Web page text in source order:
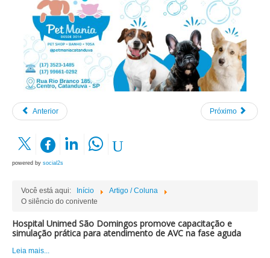
Anterior Próximo
powered by social2s
Você está aqui: Início
Artigo / Coluna
O silêncio do conivente
Hospital Unimed São Domingos promove capacitação e
simulação prática para atendimento de AVC na fase aguda
Leia mais...